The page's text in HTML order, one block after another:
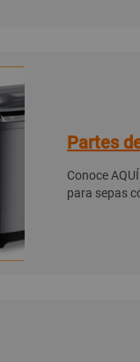
Partes
Conoce
para sepas